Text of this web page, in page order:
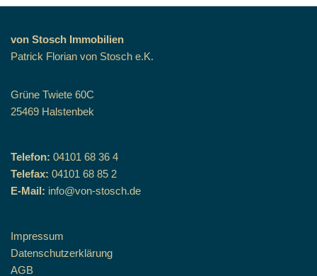
von Stosch Immobilien
Patrick Florian von Stosch e.K.
Grüne Twiete 60C
25469 Halstenbek
Telefon: 04101 68 36 4
Telefax: 04101 68 85 2
E-Mail: info@von-stosch.de
Impressum
Datenschutzerklärung
AGB